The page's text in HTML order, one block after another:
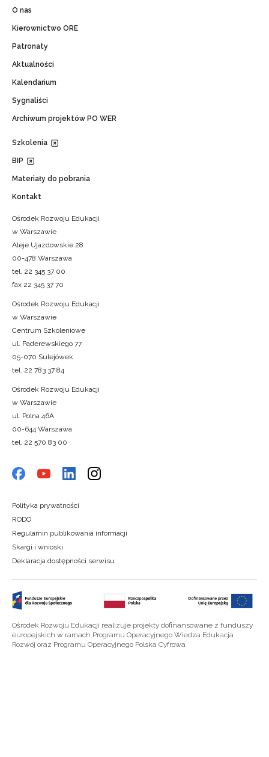
O nas
Kierownictwo ORE
Patronaty
Aktualności
Kalendarium
Sygnaliści
Archiwum projektów PO WER
Szkolenia
BIP
Materiały do pobrania
Kontakt
Ośrodek Rozwoju Edukacji
w Warszawie
Aleje Ujazdowskie 28
00-478 Warszawa
tel. 22 345 37 00
fax 22 345 37 70
Ośrodek Rozwoju Edukacji
w Warszawie
Centrum Szkoleniowe
ul. Paderewskiego 77
05-070 Sulejówek
tel. 22 783 37 84
Ośrodek Rozwoju Edukacji
w Warszawie
ul. Polna 46A
00-644 Warszawa
tel. 22 570 83 00
Polityka prywatności
RODO
Regulamin publikowania informacji
Skargi i wnioski
Deklaracja dostępności serwisu
Ośrodek Rozwoju Edukacji realizuje projekty dofinansowane z funduszy
europejskich w ramach Programu Operacyjnego Wiedza Edukacja
Rozwój oraz Programu Operacyjnego Polska Cyfrowa